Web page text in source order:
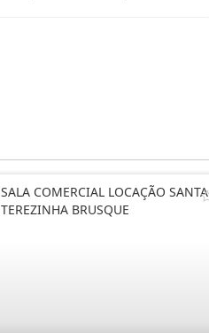
SALA COMERCIAL LOCAÇÃO SANTA
TEREZINHA BRUSQUE